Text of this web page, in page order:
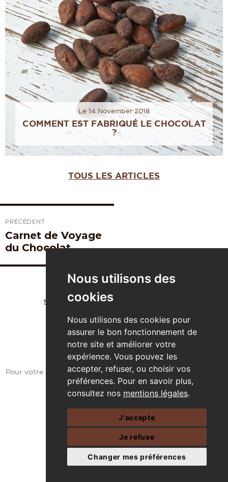
Nous utilisons des
cookies
Nous utilisons des cookies pour
assurer le bon fonctionnement de
notre site et améliorer votre
expérience. Vous pouvez les
accepter, refuser, ou choisir vos
préférences. Pour en savoir plus,
consultez nos mentions légales.
J'accepte
Je refuse
Changer mes préférences
Le 14 November 2018
COMMENT EST FABRIQUÉ LE CHOCOLAT
?
TOUS LES ARTICLES
de
l’article
PRÉCÉDENT
Article
précédent :
Carnet de Voyage
du Chocolat
SUIVEZ-NOUS SUR LES RESEAUX
Pour votre santé, mangez au moins cinq fruits et légumes par
jour.www.mangerbouger.fr
Politique de confidentialité
Code éthique
Contact